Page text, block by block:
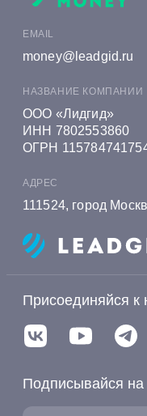
EMAIL
money@leadgid.ru
НАЗВАНИЕ КОМПАНИИ
ООО «Лидгид»
ИНН 7802553860
ОГРН
АДРЕС
111524, город
Подписывайся
Присоединяйся к